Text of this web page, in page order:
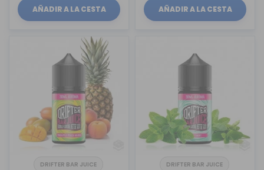
AÑADIR A LA CESTA AÑADIR A LA CESTA
DRIFTER BAR JUICE DRIFTER BAR JUICE